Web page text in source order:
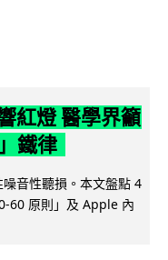
紅燈 醫學界籲
鐵律
音性聽損。本文盤點 4
60 原則」及 Apple 內